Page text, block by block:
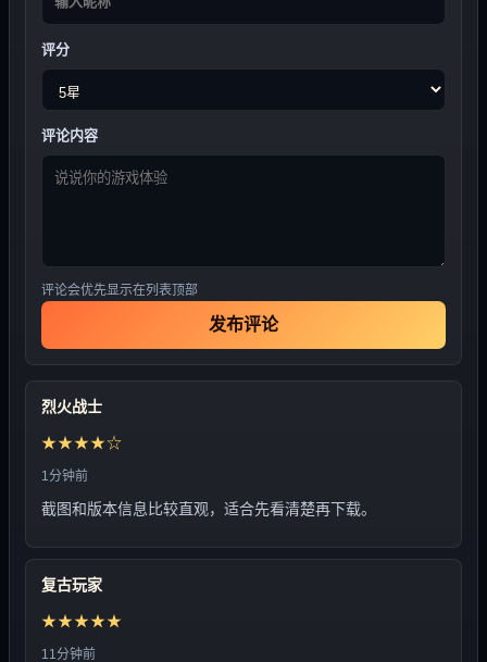
评分
评论内容
评论会优先显示在列表顶部
发布评论
烈火战士
★★★★☆
1分钟前
截图和版本信息比较直观，适合先看清楚再下载。
复古玩家
★★★★★
11分钟前